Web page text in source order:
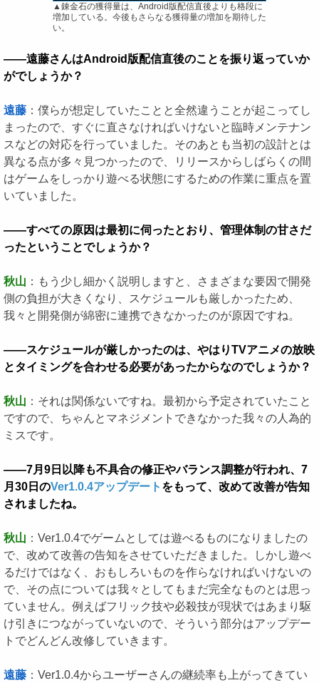
▲錬金石の獲得量は、Android版配信直後よりも格段に
増加している。今後もさらなる獲得量の増加を期待した
い。
――遠藤さんはAndroid版配信直後のことを振り返っていか
がでしょうか？
遠藤 ：僕らが想定していたことと全然違うことが起こってし
まったので、すぐに直さなければいけないと臨時メンテナン
スなどの対応を行っていました。そのあとも当初の設計とは
異なる点が多々見つかったので、リリースからしばらくの間
はゲームをしっかり遊べる状態にするための作業に重点を置
いていました。
――すべての原因は最初に伺ったとおり、管理体制の甘さだ
ったということでしょうか？
秋山 ：もう少し細かく説明しますと、さまざまな要因で開発
側の負担が大きくなり、スケジュールも厳しかったため、
我々と開発側が綿密に連携できなかったのが原因ですね。
――スケジュールが厳しかったのは、やはりTVアニメの放映
とタイミングを合わせる必要があったからなのでしょうか？
秋山 ：それは関係ないですね。最初から予定されていたこと
ですので、ちゃんとマネジメントできなかった我々の人為的
ミスです。
――7月9日以降も不具合の修正やバランス調整が行われ、7
月30日のVer1.0.4アップデート をもって、改めて改善が告知
されましたね。
秋山 ：Ver1.0.4でゲームとしては遊べるものになりましたの
で、改めて改善の告知をさせていただきました。しかし遊べ
るだけではなく、おもしろいものを作らなければいけないの
で、その点については我々としてもまだ完全なものとは思っ
ていません。例えばフリック技や必殺技が現状ではあまり駆
け引きにつながっていないので、そういう部分はアップデー
トでどんどん改修していきます。
遠藤 ：Ver1.0.4からユーザーさんの継続率も上がってきてい